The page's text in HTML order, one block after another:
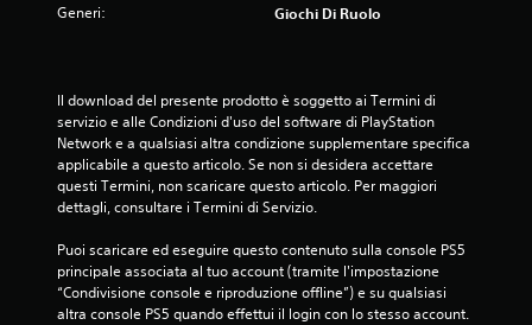
Generi: Giochi Di Ruolo
Il download del presente prodotto è soggetto ai Termini di
servizio e alle Condizioni d'uso del software di PlayStation
Network e a qualsiasi altra condizione supplementare specifica
applicabile a questo articolo. Se non si desidera accettare
questi Termini, non scaricare questo articolo. Per maggiori
dettagli, consultare i Termini di Servizio.
Puoi scaricare ed eseguire questo contenuto sulla console PS5
principale associata al tuo account (tramite l'impostazione
“Condivisione console e riproduzione offline”) e su qualsiasi
altra console PS5 quando effettui il login con lo stesso account.